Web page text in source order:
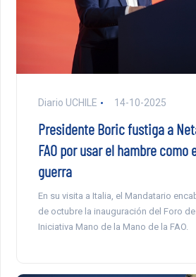
Diario UCHILE 14-10-2025
Presidente Boric fustiga a
FAO por usar el hambre como
guerra
En su visita a Italia, el Mandatario
de octubre la inauguración del Foro
Iniciativa Mano de la Mano de la FAO.